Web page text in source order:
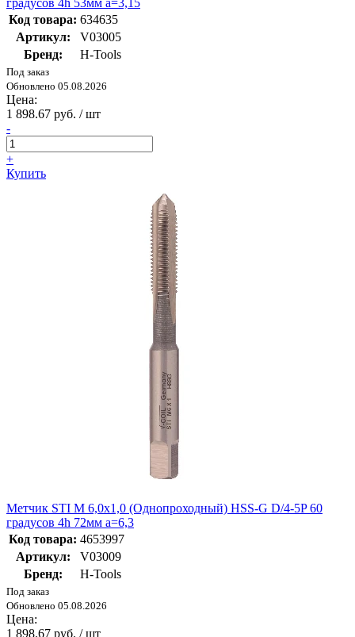
градусов 4h 53мм a=3,15
Код товара: 634635
Артикул:
V03005
Бренд:
H-Tools
Под заказ
Обновлено 05.08.2026
Цена:
1 898.67 руб. / шт
-
+
Купить
Метчик STI М 6,0х1,0 (Однопроходный) HSS-G D/4-5P 60
градусов 4h 72мм a=6,3
Код товара: 4653997
Артикул:
V03009
Бренд:
H-Tools
Под заказ
Обновлено 05.08.2026
Цена:
1 898.67 руб. / шт